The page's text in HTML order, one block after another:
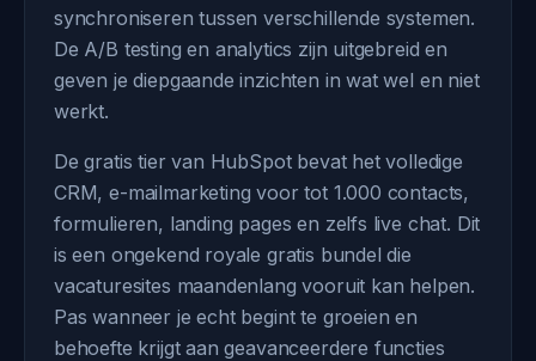
synchroniseren tussen verschillende systemen.
De A/B testing en analytics zijn uitgebreid en
geven je diepgaande inzichten in wat wel en niet
werkt.
De gratis tier van HubSpot bevat het volledige
CRM, e-mailmarketing voor tot 1.000 contacts,
formulieren, landing pages en zelfs live chat. Dit
is een ongekend royale gratis bundel die
vacaturesites maandenlang vooruit kan helpen.
Pas wanneer je echt begint te groeien en
behoefte krijgt aan geavanceerdere functies